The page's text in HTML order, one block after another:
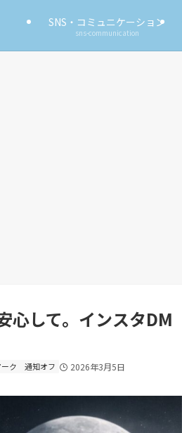
SNS・コミュニケーション
sns-communication
心して。インスタDM
ク 通知オフ 2026年3月5日